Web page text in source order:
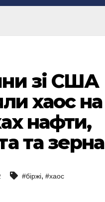
зі США
хаос на
нафти,
та зерна
#біржі, #хаос